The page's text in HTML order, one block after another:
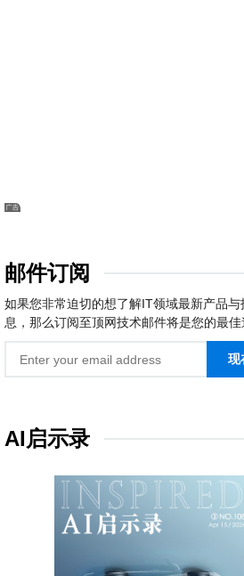
邮件订阅
如果您非常迫切的想了解IT领域最新产品与
息，那么订阅至顶网技术邮件将是您的最
现
AI启示录